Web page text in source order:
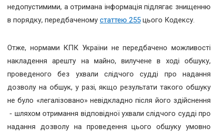
недопустимими, а отримана інформація підлягає знищенню
в порядку, передбаченому статтею 255 цього Кодексу.
Отже, нормами КПК України не передбачено можливості
накладення арешту на майно, вилучене в ході обшуку,
проведеного без ухвали слідчого судді про надання
дозволу на обшук, у разі, якщо результати такого обшуку
не було «легалізовано» невідкладно після його здійснення
- шляхом отримання відповідної ухвали слідчого судді про
надання дозволу на проведення цього обшуку умовно